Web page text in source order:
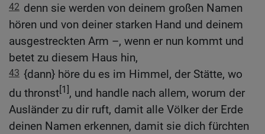
42 denn sie werden von deinem großen Namen
hören und von deiner starken Hand und deinem
ausgestreckten Arm –, wenn er nun kommt und
betet zu diesem Haus hin,
43 {dann} höre du es im Himmel, der Stätte, wo
du thronst[1], und handle nach allem, worum der
Ausländer zu dir ruft, damit alle Völker der Erde
deinen Namen erkennen, damit sie dich fürchten